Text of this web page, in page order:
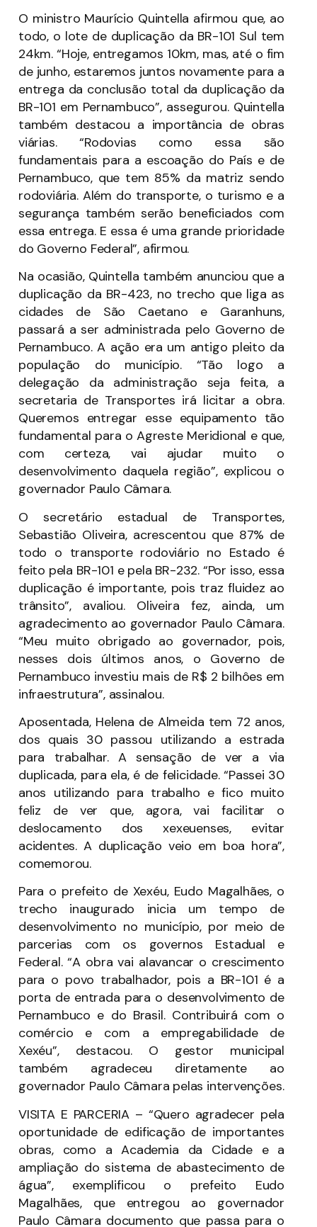
O ministro Maurício Quintella afirmou que, ao
todo, o lote de duplicação da BR-101 Sul tem
24km. “Hoje, entregamos 10km, mas, até o fim
de junho, estaremos juntos novamente para a
entrega da conclusão total da duplicação da
BR-101 em Pernambuco”, assegurou. Quintella
também destacou a importância de obras
viárias. “Rodovias como essa são
fundamentais para a escoação do País e de
Pernambuco, que tem 85% da matriz sendo
rodoviária. Além do transporte, o turismo e a
segurança também serão beneficiados com
essa entrega. E essa é uma grande prioridade
do Governo Federal”, afirmou.
Na ocasião, Quintella também anunciou que a
duplicação da BR-423, no trecho que liga as
cidades de São Caetano e Garanhuns,
passará a ser administrada pelo Governo de
Pernambuco. A ação era um antigo pleito da
população do município. “Tão logo a
delegação da administração seja feita, a
secretaria de Transportes irá licitar a obra.
Queremos entregar esse equipamento tão
fundamental para o Agreste Meridional e que,
com certeza, vai ajudar muito o
desenvolvimento daquela região”, explicou o
governador Paulo Câmara.
O secretário estadual de Transportes,
Sebastião Oliveira, acrescentou que 87% de
todo o transporte rodoviário no Estado é
feito pela BR-101 e pela BR-232. “Por isso, essa
duplicação é importante, pois traz fluidez ao
trânsito”, avaliou. Oliveira fez, ainda, um
agradecimento ao governador Paulo Câmara.
“Meu muito obrigado ao governador, pois,
nesses dois últimos anos, o Governo de
Pernambuco investiu mais de R$ 2 bilhôes em
infraestrutura”, assinalou.
Aposentada, Helena de Almeida tem 72 anos,
dos quais 30 passou utilizando a estrada
para trabalhar. A sensação de ver a via
duplicada, para ela, é de felicidade. “Passei 30
anos utilizando para trabalho e fico muito
feliz de ver que, agora, vai facilitar o
deslocamento dos xexeuenses, evitar
acidentes. A duplicação veio em boa hora”,
comemorou.
Para o prefeito de Xexéu, Eudo Magalhães, o
trecho inaugurado inicia um tempo de
desenvolvimento no município, por meio de
parcerias com os governos Estadual e
Federal. “A obra vai alavancar o crescimento
para o povo trabalhador, pois a BR-101 é a
porta de entrada para o desenvolvimento de
Pernambuco e do Brasil. Contribuirá com o
comércio e com a empregabilidade de
Xexéu”, destacou. O gestor municipal
também agradeceu diretamente ao
governador Paulo Câmara pelas intervenções.
VISITA E PARCERIA – “Quero agradecer pela
oportunidade de edificação de importantes
obras, como a Academia da Cidade e a
ampliação do sistema de abastecimento de
água”, exemplificou o prefeito Eudo
Magalhães, que entregou ao governador
Paulo Câmara documento que passa para o